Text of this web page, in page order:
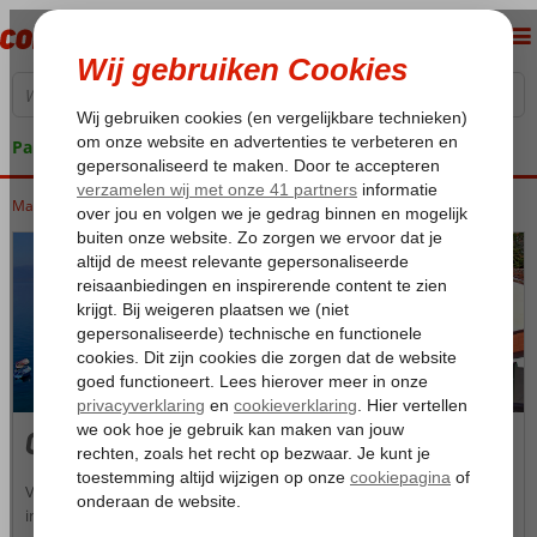
Pakketgarantie
Home
Macedonië Meer van Ohrid Meer van Ohrid
Ohrid-Stad
Vakantieplaats Ohrid ligt hoog op de oever van het Meer van Ohrid
in het zuidwesten van Macedonië. De stad is een van de oudste